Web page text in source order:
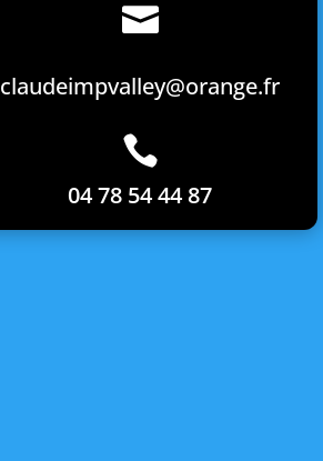

claudeimpvalley@orange.fr

04 78 54 44 87